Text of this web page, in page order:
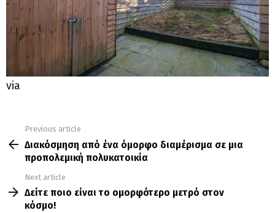
via
more
Previous article
Διακόσμηση από ένα όμορφο διαμέρισμα σε μια
προπολεμική πολυκατοικία
Next article
Δείτε ποιο είναι το ομορφότερο μετρό στον
κόσμο!